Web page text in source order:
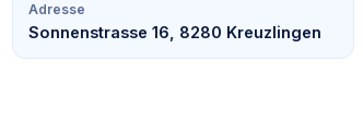
Adresse
Sonnenstrasse 16, 8280 Kreuzlingen